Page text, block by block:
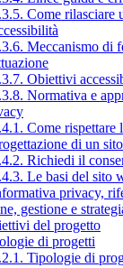
Come rilasciare
Meccanismo di
Obiettivi
Normativa e
Come rispettare
di un
Richiedi il
Le basi del sito
privacy,
gestione e
del progetto
di progetti
Tipologie di